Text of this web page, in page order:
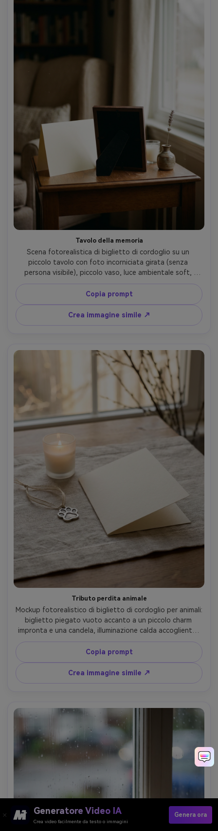
Tavolo della memoria
Scena fotorealistica di biglietto di cordoglio su un
piccolo tavolo con foto incorniciata girata (senza
persona visibile), piccolo vaso, luce ambientale soft,
atmosfera di ricordo silenzioso, nessun testo, nessuna
lettera, obiettivo 50mm, profondità di campo ridotta --
ar 4:5
Copia prompt
Crea immagine simile ↗
Tributo perdita animale
Mockup fotorealistico di biglietto di cordoglio per animali:
biglietto piegato vuoto accanto a un piccolo charm
impronta e una candela, illuminazione calda accogliente,
palette neutra, atmosfera rispettosa e delicata, nessun
testo, nessuna lettera, obiettivo 85mm, natura morta
editoriale --ar 4:5
Copia prompt
Crea immagine simile ↗
Generatore Video IA
Crea video facilmente da testo o immagini
Genera ora